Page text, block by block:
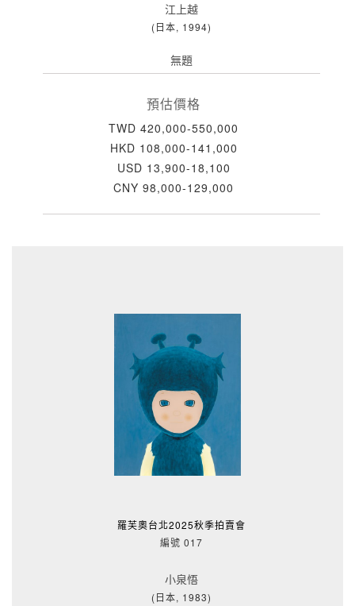
江上越
(日本, 1994)
無題
預估價格
TWD 420,000-550,000
HKD 108,000-141,000
USD 13,900-18,100
CNY 98,000-129,000
羅芙奧台北2025秋季拍賣會
編號 017
小泉悟
(日本, 1983)